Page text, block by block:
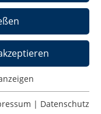
| Datenschutz